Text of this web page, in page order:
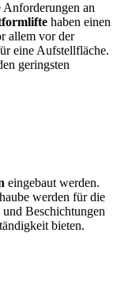
an
haben einen
allem vor der
eine Aufstellfläche.
geringsten
eingebaut werden.
werden für die
Beschichtungen
bieten.